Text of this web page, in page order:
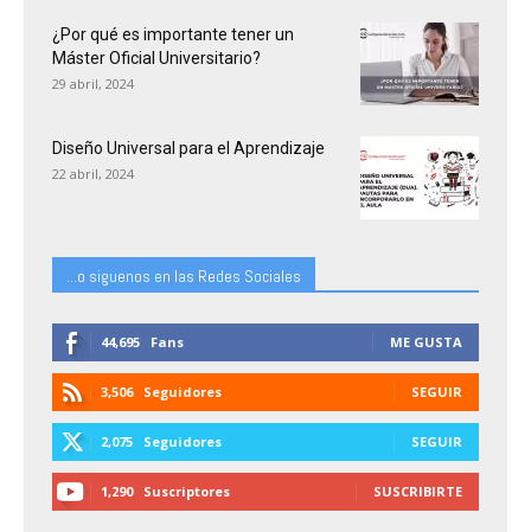
¿Por qué es importante tener un
Máster Oficial Universitario?
29 abril, 2024
Diseño Universal para el Aprendizaje
22 abril, 2024
...o siguenos en las Redes Sociales
44,695 Fans ME GUSTA
3,506 Seguidores SEGUIR
2,075 Seguidores SEGUIR
1,290 Suscriptores SUSCRIBIRTE